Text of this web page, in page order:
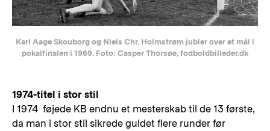
Karl Aage Skouborg og Niels Chr. Holmstrøm jubler over et mål i
pokalfinalen i 1969. Foto: Casper Thorsøe, fodboldbilleder.dk
1974-titel i stor stil
I 1974 føjede KB endnu et mesterskab til de 13 første,
da man i stor stil sikrede guldet flere runder før